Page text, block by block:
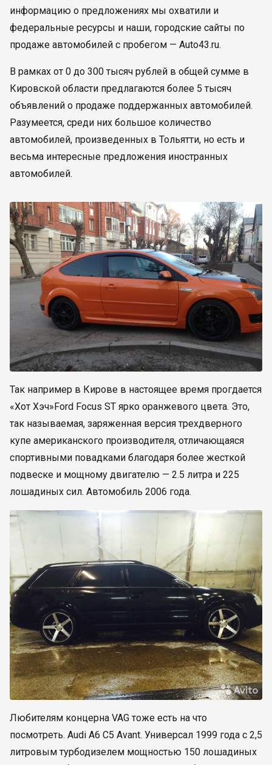
информацию о предложениях мы охватили и
федеральные ресурсы и наши, городские сайты по
продаже автомобилей с пробегом — Auto43.ru.
В рамках от 0 до 300 тысяч рублей в общей сумме в
Кировской области предлагаются более 5 тысяч
объявлений о продаже поддержанных автомобилей.
Разумеется, среди них большое количество
автомобилей, произведенных в Тольятти, но есть и
весьма интересные предложения иностранных
автомобилей.
Так например в Кирове в настоящее время прогдается
«Хот Хэч»Ford Focus ST ярко оранжевого цвета. Это,
так называемая, заряженная версия трехдверного
купе американского производителя, отличающаяся
спортивными повадками благодаря более жесткой
подвеске и мощному двигателю — 2.5 литра и 225
лошадиных сил. Автомобиль 2006 года.
Любителям концерна VAG тоже есть на что
посмотреть. Audi A6 C5 Avant. Универсал 1999 года с 2,5
литровым турбодизелем мощностью 150 лошадиных